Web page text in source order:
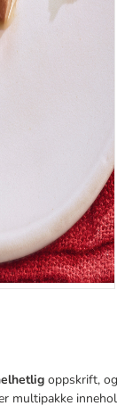
oppskrift,
multipakke